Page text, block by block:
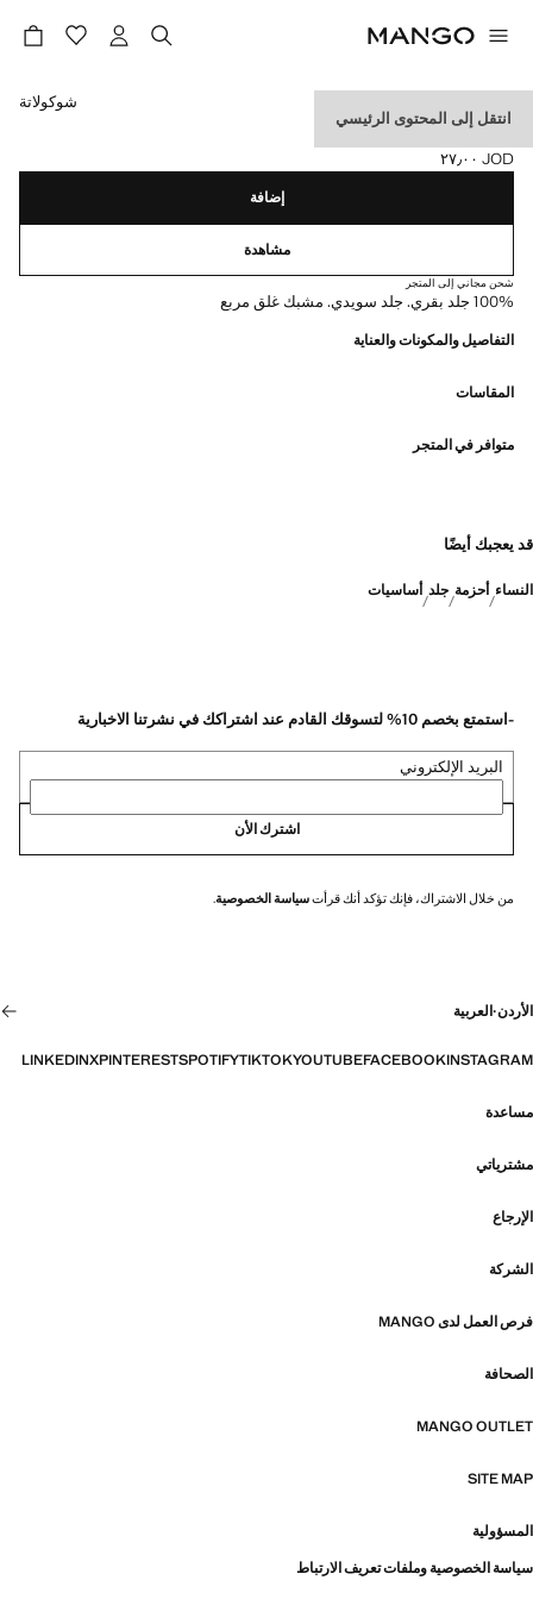
انتقل إلى المحتوى الرئيسي
حزام شمواه بإبزيم مربع
السعر الحالي [JOD ٢٧٫٠٠ ]
JOD ٢٧٫٠٠
حدد اللون
شوكولاتة
إضافة
مشاهدة
شحن مجاني إلى المتجر
100% جلد بقري. جلد سويدي. مشبك غلق مربع
التفاصيل والمكونات والعناية
المقاسات
متوافر في المتجر
قد يعجبك أيضًا
النساء أحزمة جلد أساسيات
-استمتع بخصم 10% لتسوقك القادم عند اشتراكك في نشرتنا الاخبارية
البريد الإلكتروني
اشترك الأن
من خلال الاشتراك، فإنك تؤكد أنك قرأتسياسة الخصوصية.
الأردن·العربية
INSTAGRAM
FACEBOOK
YOUTUBE
TIKTOK
SPOTIFY
PINTEREST
X
LINKEDIN
مساعدة
مشترياتي
الإرجاع
الشركة
فرص العمل لدى MANGO
الصحافة
MANGO OUTLET
SITE MAP
المسؤولية
سياسة الخصوصية وملفات تعريف الارتباط